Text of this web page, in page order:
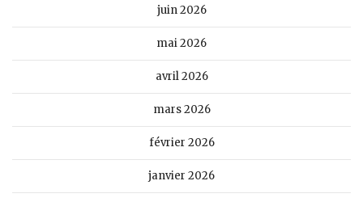
juin 2026
mai 2026
avril 2026
mars 2026
février 2026
janvier 2026